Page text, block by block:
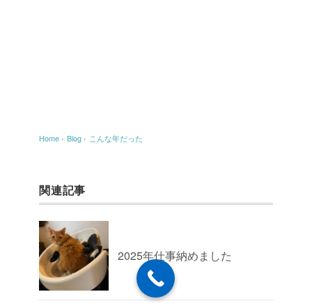
Home › Blog › こんな年だった
関連記事
2025年仕事納めました